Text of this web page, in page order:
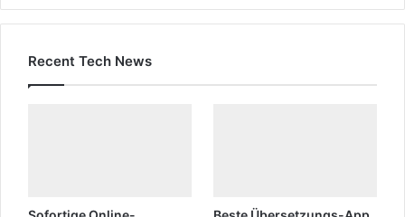
Recent Tech News